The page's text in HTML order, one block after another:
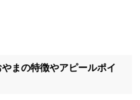
まの特徴やアピールポイ